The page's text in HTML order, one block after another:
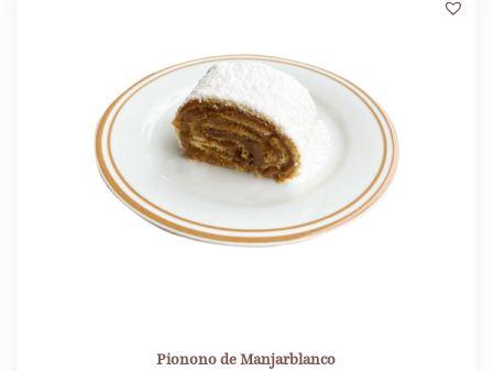
Pionono de Manjarblanco